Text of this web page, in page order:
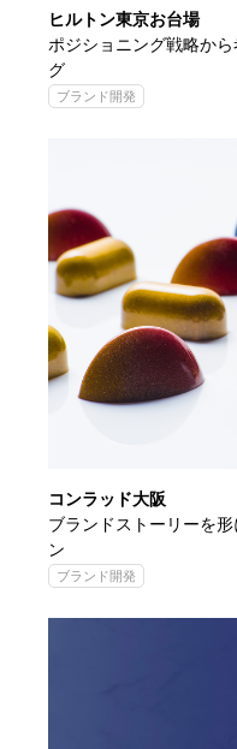
ヒルトン東京お台場
ポジショニング戦略か
グ
ブランド開発
コンラッド大阪
ブランドストーリーを
ン
ブランド開発